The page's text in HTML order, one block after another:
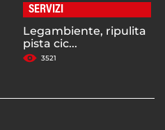
SERVIZI
Legambiente, ripulita
pista cic...
3521